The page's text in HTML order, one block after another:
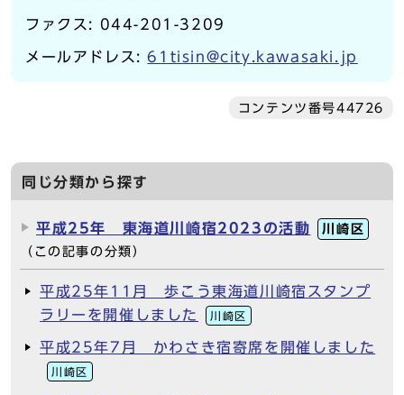
ファクス: 044-201-3209
メールアドレス:61tisin@city.kawasaki.jp
コンテンツ番号44726
同じ分類から探す
平成25年 東海道川崎宿2023の活動
川崎区
（この記事の分類）
平成25年11月 歩こう東海道川崎宿スタンプ
ラリーを開催しました
川崎区
平成25年7月 かわさき宿寄席を開催しました
川崎区